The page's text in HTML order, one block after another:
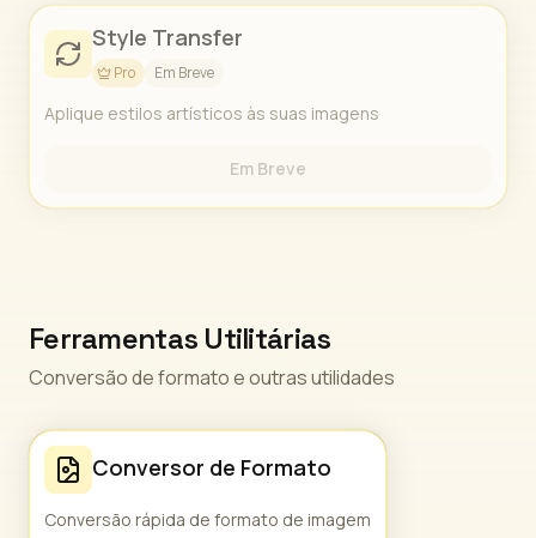
Style Transfer
Pro Em Breve
Aplique estilos artísticos às suas imagens
Em Breve
Ferramentas Utilitárias
Conversão de formato e outras utilidades
Conversor de Formato
Conversão rápida de formato de imagem